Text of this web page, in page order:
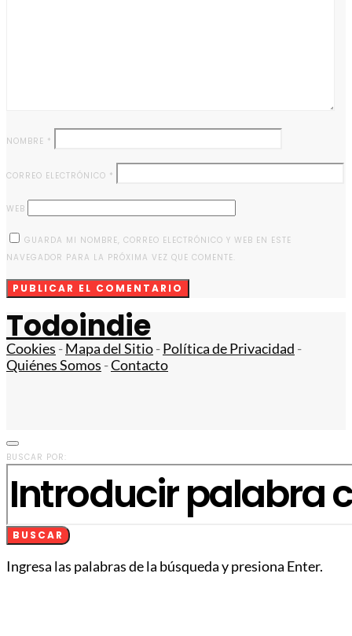
NOMBRE *
CORREO ELECTRÓNICO *
WEB
GUARDA MI NOMBRE, CORREO ELECTRÓNICO Y WEB EN ESTE
NAVEGADOR PARA LA PRÓXIMA VEZ QUE COMENTE.
Todoindie
Cookies -Mapa del Sitio-Política de Privacidad -
Quiénes Somos -Contacto
BUSCAR POR:
BUSCAR
Ingresa las palabras de la búsqueda y presiona Enter.